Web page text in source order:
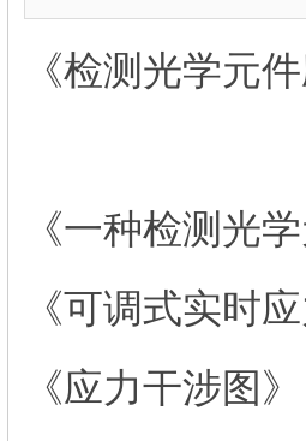
《检测光学元
《一种检测光
《可调式实时
《应力干涉图》